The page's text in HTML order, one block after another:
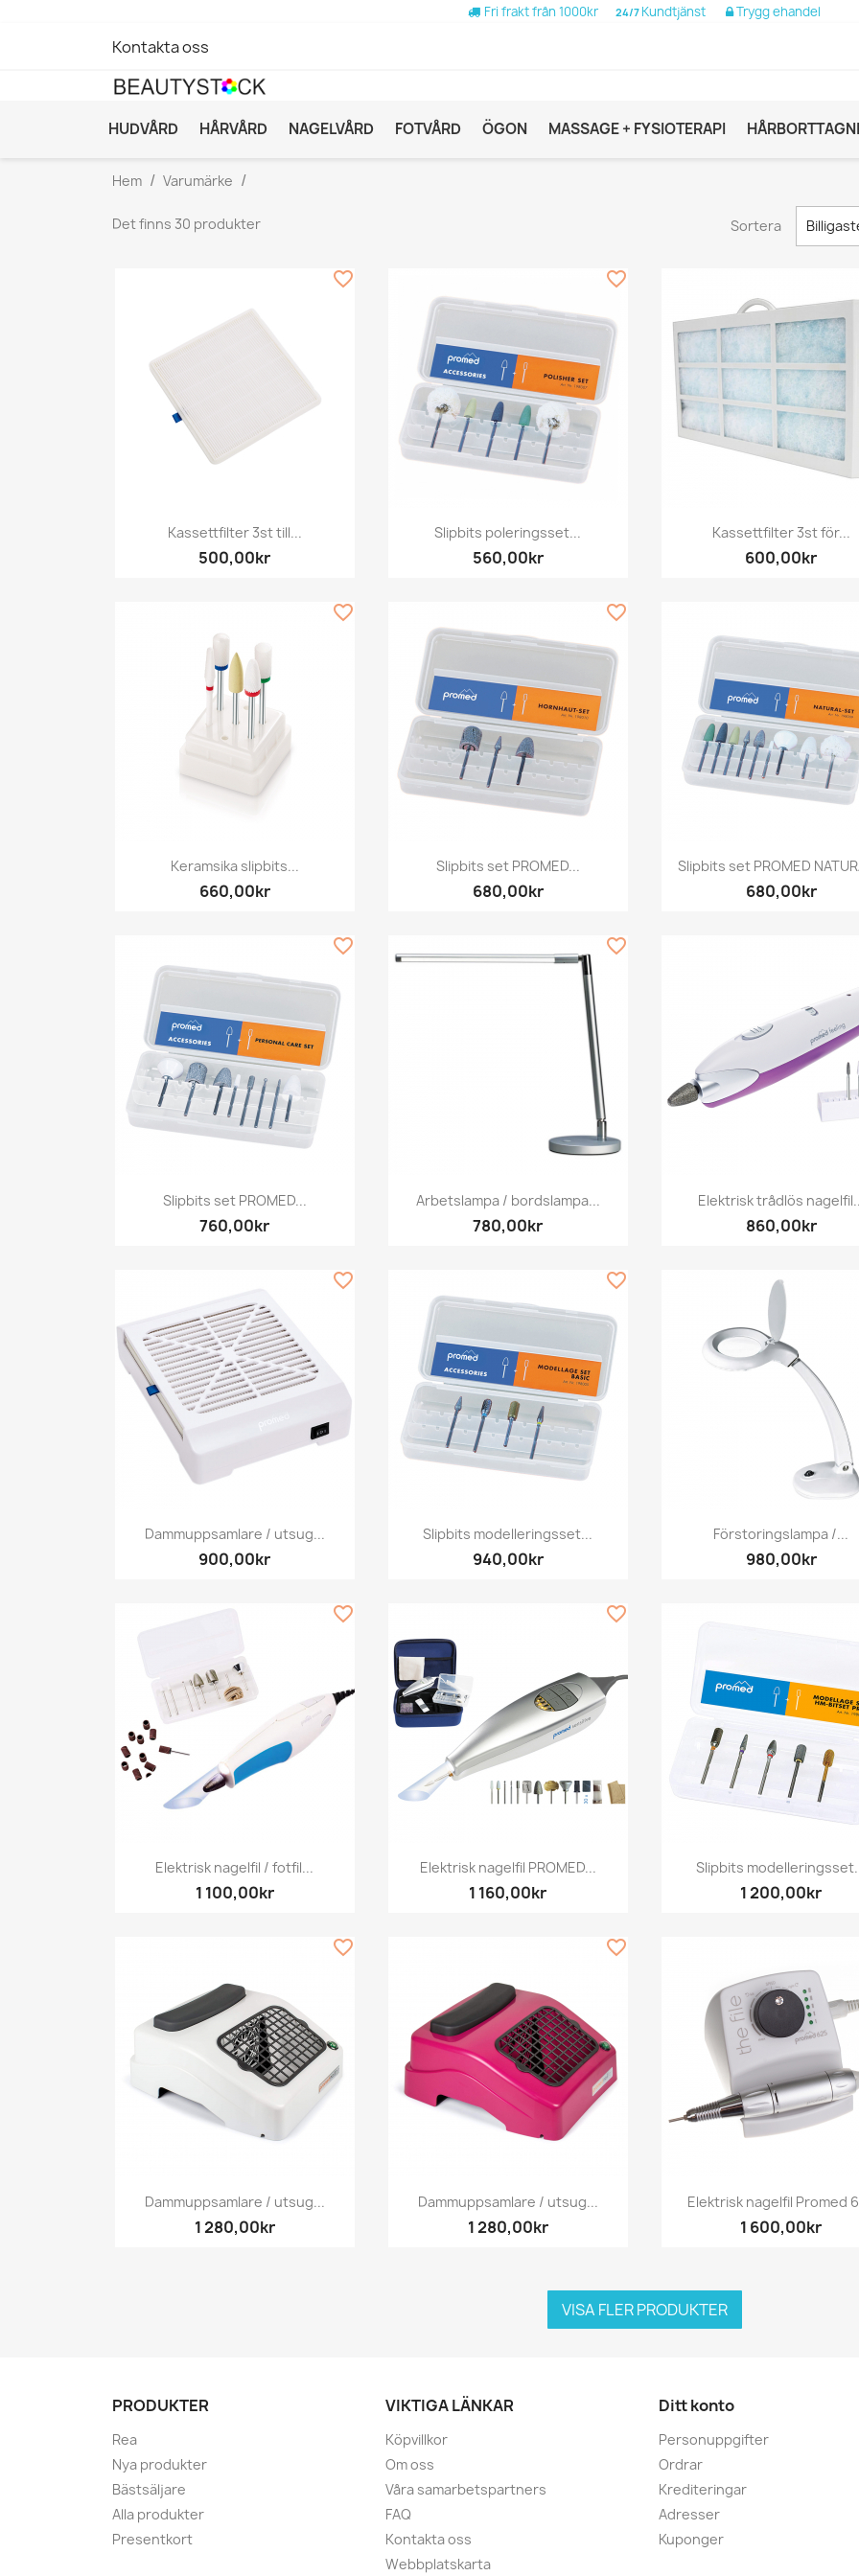
Fri frakt från 1000kr 24/7 Kundtjänst Trygg ehandel
Kontakta oss
HUDVÅRD HÅRVÅRD NAGELVÅRD FOTVÅRD ÖGON MASSAGE + FYSIOTERAPI
Hem Varumärke
Det finns 30 produkter Sortera
Snabbvy
Kassettfilter 3st till...
500,00kr
favorite_border
 Snabbvy
Slipbits poleringsset...
560,00kr
favorite_border
Snabbvy
Kassettfilter 3st för...
600,00kr
Snabbvy
Keramsika slipbits...
660,00kr
favorite_border
 Snabbvy
Slipbits set PROMED...
680,00kr
favorite_border
Snabbvy
Slipbits set PROMED
680,00kr
 Snabbvy
Slipbits set PROMED...
760,00kr
favorite_border
Snabbvy
Arbetslampa / bordslampa...
780,00kr
favorite_border
Snabbvy
Elektrisk trådlös
860,00kr
Snabbvy
Dammuppsamlare / utsug...
900,00kr
favorite_border
Snabbvy
Slipbits modelleringsset...
940,00kr
favorite_border
Snabbvy
Förstoringslampa /...
980,00kr
Snabbvy
Elektrisk nagelfil / fotfil...
1 100,00kr
favorite_border
Snabbvy
Elektrisk nagelfil PROMED...
1 160,00kr
favorite_border
Snabbvy
Slipbits
1 200,00kr
Snabbvy
Dammuppsamlare / utsug...
1 280,00kr
favorite_border
Snabbvy
Dammuppsamlare / utsug...
1 280,00kr
favorite_border
Snabbvy
Elektrisk nagelfil Promed
1 600,00kr
VISA FLER PRODUKTER
PRODUKTER
Rea
Nya produkter
Bästsäljare
Alla produkter
Presentkort
VIKTIGA LÄNKAR
Köpvillkor
Om oss
Våra samarbetspartners
FAQ
Kontakta oss
Webbplatskarta
Ditt konto
Personuppgifter
Ordrar
Krediteringar
Adresser
Kuponger